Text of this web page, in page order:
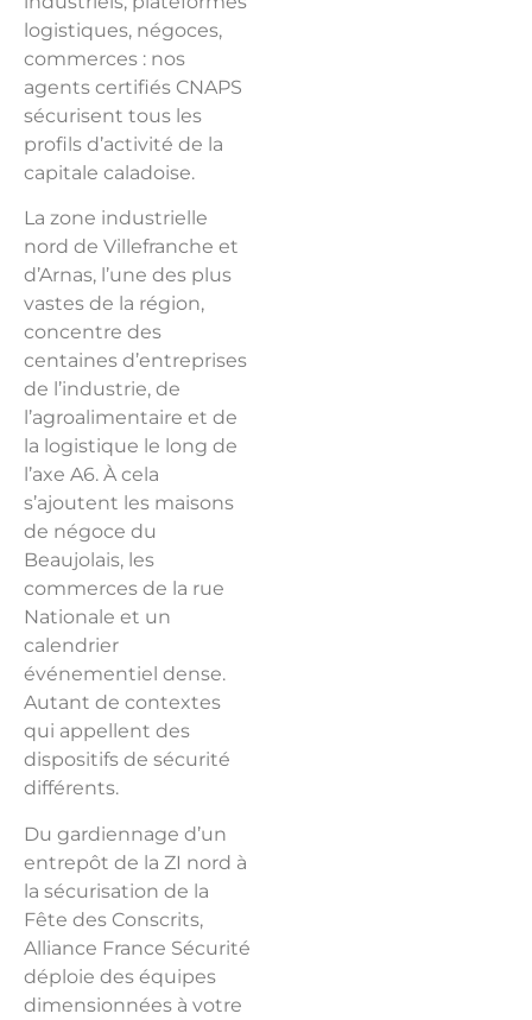
logistiques, négoces,
commerces : nos
agents certifiés CNAPS
sécurisent tous les
profils d’activité de la
capitale caladoise.
La zone industrielle
nord de Villefranche et
d’Arnas, l’une des plus
vastes de la région,
concentre des
centaines d’entreprises
de l’industrie, de
l’agroalimentaire et de
la logistique le long de
l’axe A6. À cela
s’ajoutent les maisons
de négoce du
Beaujolais, les
commerces de la rue
Nationale et un
calendrier
événementiel dense.
Autant de contextes
qui appellent des
dispositifs de sécurité
différents.
Du gardiennage d’un
entrepôt de la ZI nord à
la sécurisation de la
Fête des Conscrits,
Alliance France Sécurité
déploie des équipes
dimensionnées à votre